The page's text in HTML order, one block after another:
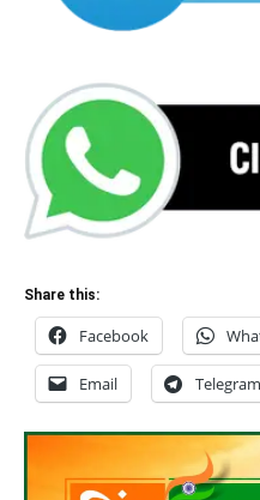
Share this:
Facebook
Email Telegram